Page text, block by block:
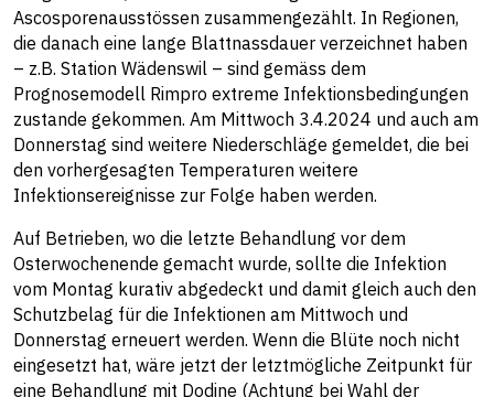
Ascosporenausstössen zusammengezählt. In Regionen,
die danach eine lange Blattnassdauer verzeichnet haben
– z.B. Station Wädenswil – sind gemäss dem
Prognosemodell Rimpro extreme Infektionsbedingungen
zustande gekommen. Am Mittwoch 3.4.2024 und auch am
Donnerstag sind weitere Niederschläge gemeldet, die bei
den vorhergesagten Temperaturen weitere
Infektionsereignisse zur Folge haben werden.
Auf Betrieben, wo die letzte Behandlung vor dem
Osterwochenende gemacht wurde, sollte die Infektion
vom Montag kurativ abgedeckt und damit gleich auch den
Schutzbelag für die Infektionen am Mittwoch und
Donnerstag erneuert werden. Wenn die Blüte noch nicht
eingesetzt hat, wäre jetzt der letztmögliche Zeitpunkt für
eine Behandlung mit Dodine (Achtung bei Wahl der